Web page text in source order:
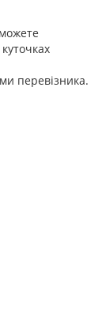
перевізника.